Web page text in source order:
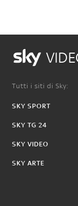
Tutti i siti di Sky:
SKY SPORT
SKY TG 24
SKY VIDEO
SKY ARTE